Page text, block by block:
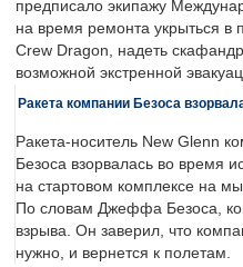
предписало экипажу
на время ремонта укрыться в
Crew Dragon, надеть
возможной экстренной
Ракета компании Безоса
Ракета-носитель New Glenn
Безоса взорвалась во время
на стартовом комплексе на
По словам Джеффа Безоса,
взрыва. Он заверил, что
нужно, и вернется к полетам.